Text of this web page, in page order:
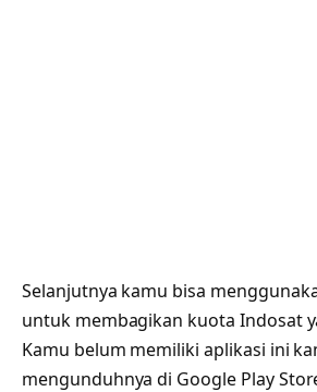
Selanjutnya kamu bisa
untuk membagikan kuota Indosat
Kamu belum memiliki aplikasi ini
mengunduhnya di Google Play